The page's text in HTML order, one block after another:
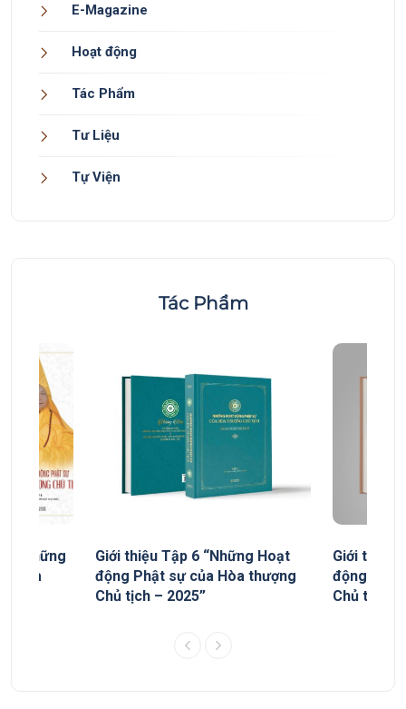
E-Magazine
Hoạt động
Tác Phẩm
Tư Liệu
Tự Viện
Tác Phẩm
“Những
Hòa
Giới thiệu Tập 6 “Những Hoạt
động Phật sự của Hòa thượng
Chủ tịch – 2025”
Giới thiệu
động
Chủ tịch”